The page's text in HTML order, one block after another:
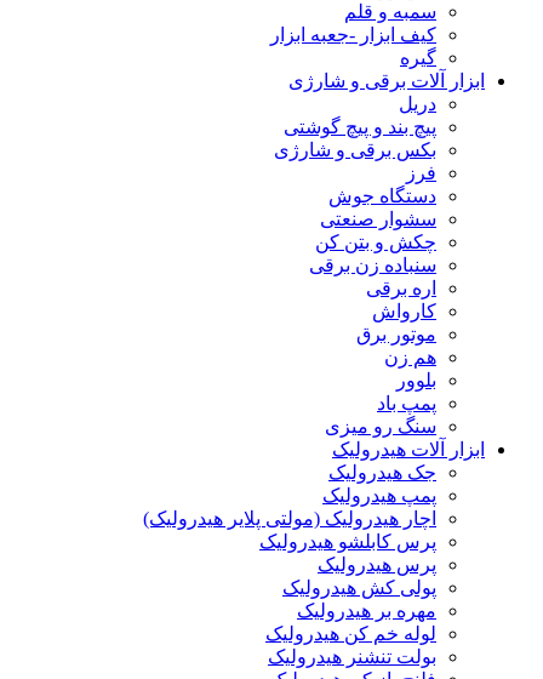
سمبه و قلم
کیف ابزار -جعبه ابزار
گیره
ابزار آلات برقی و شارژی
دریل
پیچ بند و پیچ گوشتی
بکس برقی و شارژی
فرز
دستگاه جوش
سشوار صنعتی
چکش و بتن کن
سنباده زن برقی
اره برقی
کارواش
موتور برق
هم زن
بلوور
پمپ باد
سنگ رو میزی
ابزار آلات هیدرولیک
جک هیدرولیک
پمپ هیدرولیک
اچار هیدرولیک (مولتی پلایر هیدرولیک)
پرس کابلشو هیدرولیک
پرس هیدرولیک
پولی کش هیدرولیک
مهره بر هیدرولیک
لوله خم کن هیدرولیک
بولت تنشنر هیدرولیک